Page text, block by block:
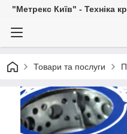
"Метрекс Київ" - Техніка
Товари та послуги